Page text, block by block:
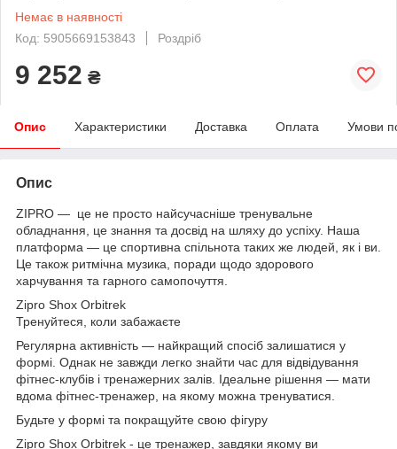
Немає в наявності
Код: 5905669153843
Роздріб
9 252 ₴
Опис Характеристики Доставка Оплата Умови
Опис
ZIPRO — це не просто найсучасніше тренувальне
обладнання, це знання та досвід на шляху до успіху. Наша
платформа — це спортивна спільнота таких же людей, як і ви.
Це також ритмічна музика, поради щодо здорового
харчування та гарного самопочуття.
Zipro Shox Orbitrek
Тренуйтеся, коли забажаєте
Регулярна активність — найкращий спосіб залишатися у
формі. Однак не завжди легко знайти час для відвідування
фітнес-клубів і тренажерних залів. Ідеальне рішення — мати
вдома фітнес-тренажер, на якому можна тренуватися.
Будьте у формі та покращуйте свою фігуру
Zipro Shox Orbitrek - це тренажер, завдяки якому ви